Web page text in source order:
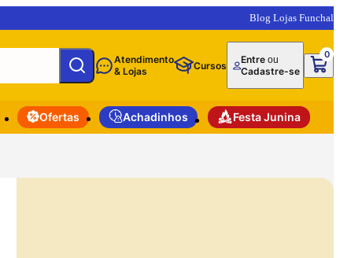
Blog Lojas Funchal
Atendimento
& Lojas
Cursos Entreou
Cadastre-se
0
Ofertas Achadinhos Festa Junina